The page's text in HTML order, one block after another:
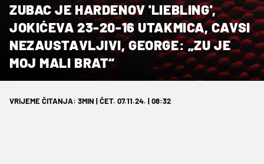
ZUBAC JE HARDENOV 'LIEBLING',
JOKIĆEVA 23-20-16 UTAKMICA, CAVSI
NEZAUSTAVLJIVI, GEORGE: „ZU JE
MOJ MALI BRAT“
VRIJEME ČITANJA: 3MIN | ČET. 07.11.24. | 08:32